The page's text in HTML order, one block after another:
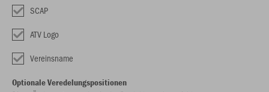
SCAP
ATV Logo
Vereinsname
Optionale Veredelungspositionen